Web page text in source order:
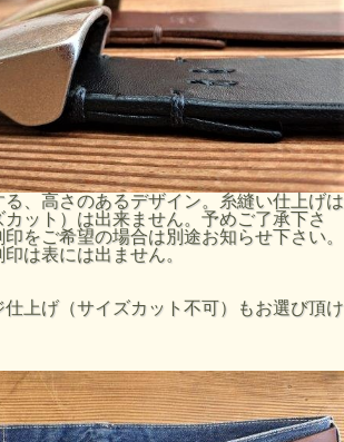
る、高さのあるデザイン。糸縫い仕上げは
ット）は出来ません。予めご了承下さ
をご希望の場合は別途お知らせ下さい。
は表には出ません。
上げ（サイズカット不可）もお選び頂け